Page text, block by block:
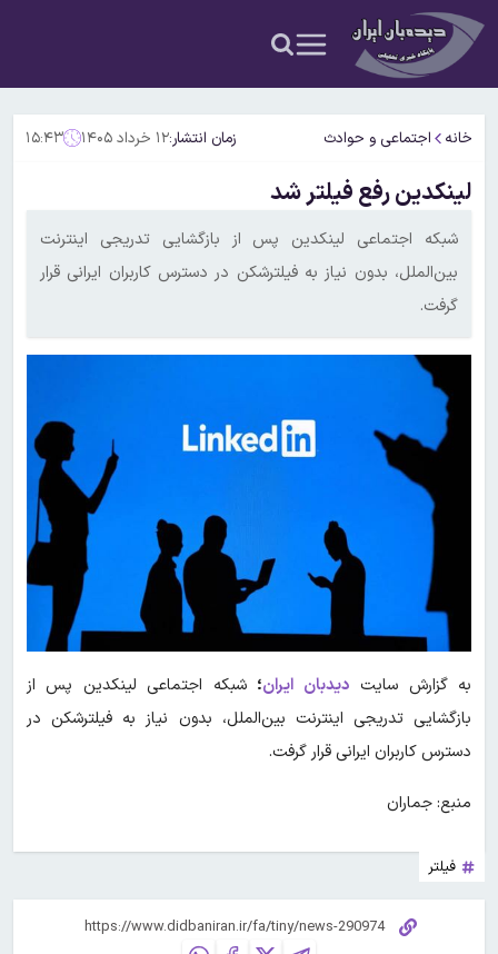
خانه اجتماعی و حوادث زمان انتشار:۱۲ خرداد ۱۴۰۵ ۱۵:۴۳
لینکدین رفع فیلتر شد
شبکه اجتماعی لینکدین پس از بازگشایی تدریجی اینترنت
بین‌الملل، بدون نیاز به فیلترشکن در دسترس کاربران ایرانی قرار
گرفت.
به گزارش سایت دیدبان ایران؛ شبکه اجتماعی لینکدین پس از
بازگشایی تدریجی اینترنت بین‌الملل، بدون نیاز به فیلترشکن در
دسترس کاربران ایرانی قرار گرفت.
منبع: جماران
فیلتر